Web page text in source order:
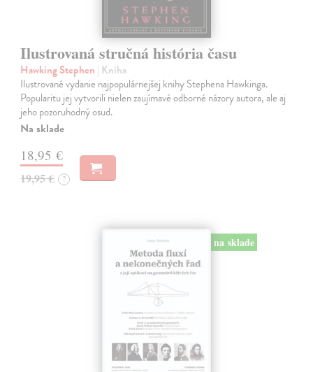
Ilustrovaná stručná história času
Hawking Stephen | Kniha
Ilustrované vydanie najpopulárnejšej knihy Stephena Hawkinga.
Popularitu jej vytvorili nielen zaujímavé odborné názory autora, ale aj
jeho pozoruhodný osud.
Na sklade
18,95 €
19,95 € ?
na sklade